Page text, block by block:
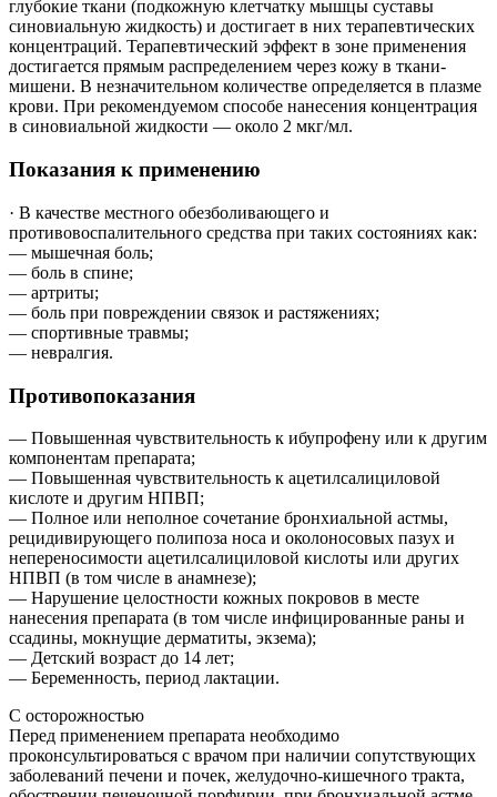
глубокие ткани (подкожную клетчатку мышцы суставы
синовиальную жидкость) и достигает в них терапевтических
концентраций. Терапевтический эффект в зоне применения
достигается прямым распределением через кожу в ткани-
мишени. В незначительном количестве определяется в плазме
крови. При рекомендуемом способе нанесения концентрация
в синовиальной жидкости — около 2 мкг/мл.
Показания к применению
· В качестве местного обезболивающего и
противовоспалительного средства при таких состояниях как:
— мышечная боль;
— боль в спине;
— артриты;
— боль при повреждении связок и растяжениях;
— спортивные травмы;
— невралгия.
Противопоказания
— Повышенная чувствительность к ибупрофену или к другим
компонентам препарата;
— Повышенная чувствительность к ацетилсалициловой
кислоте и другим НПВП;
— Полное или неполное сочетание бронхиальной астмы,
рецидивирующего полипоза носа и околоносовых пазух и
непереносимости ацетилсалициловой кислоты или других
НПВП (в том числе в анамнезе);
— Нарушение целостности кожных покровов в месте
нанесения препарата (в том числе инфицированные раны и
ссадины, мокнущие дерматиты, экзема);
— Детский возраст до 14 лет;
— Беременность, период лактации.
С осторожностью
Перед применением препарата необходимо
проконсультироваться с врачом при наличии сопутствующих
заболеваний печени и почек, желудочно-кишечного тракта,